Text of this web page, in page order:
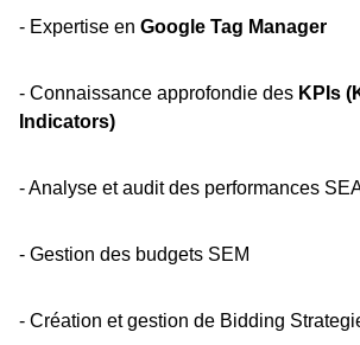
- Expertise en Google Tag Manager
- Connaissance approfondie des KPIs
Indicators)
- Analyse et audit des performances
- Gestion des budgets SEM
- Création et gestion de Bidding